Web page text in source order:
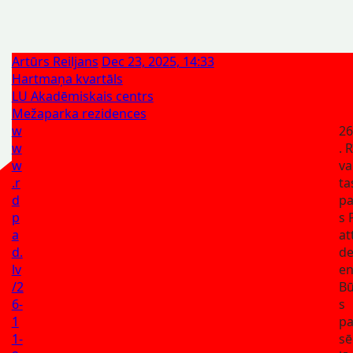
Artūrs Reiljans Dec 23, 2025, 14:33
Hartmaņa kvartāls
LU Akadēmiskais centrs
Mežaparka rezidences
w
w
w
.r
d
p
a
d.
lv
/2
6-
1
1-
.
s
s